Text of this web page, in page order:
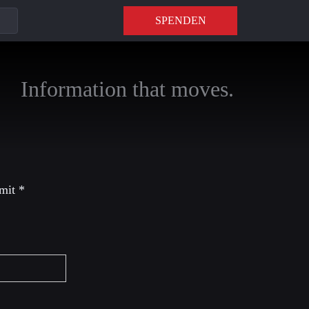
SPENDEN
Information that moves.
*